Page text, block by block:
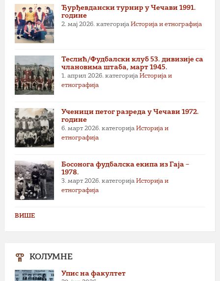
Ђурђевдански турнир у Чечави 1991.
године
2. мај 2026. категорија Историја и етнографија
Теслић/Фудбалски клуб 53. дивизије са
члановима штаба, март 1945.
1. април 2026. категорија Историја и
етнографија
Ученици петог разреда у Чечави 1972.
године
6. март 2026. категорија Историја и
етнографија
Босонога фудбалска екипа из Гаја –
1978.
3. март 2026. категорија Историја и
етнографија
ВИШЕ
КОЛУМНЕ
Упис на факултет